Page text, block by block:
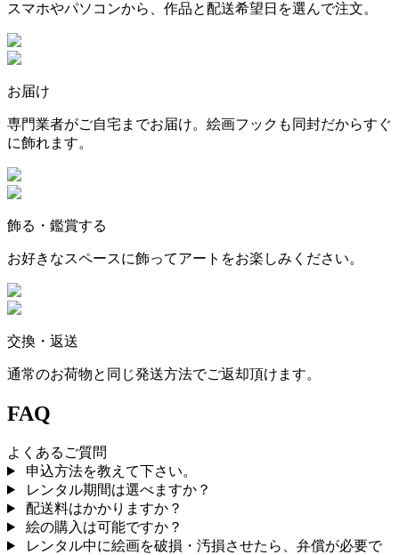
スマホやパソコンから、作品と配送希望日を選んで注文。
お届け
専門業者がご自宅までお届け。絵画フックも同封だからすぐ
に飾れます。
飾る・鑑賞する
お好きなスペースに飾ってアートをお楽しみください。
交換・返送
通常のお荷物と同じ発送方法でご返却頂けます。
FAQ
よくあるご質問
申込方法を教えて下さい。
レンタル期間は選べますか？
配送料はかかりますか？
絵の購入は可能ですか？
レンタル中に絵画を破損・汚損させたら、弁償が必要で